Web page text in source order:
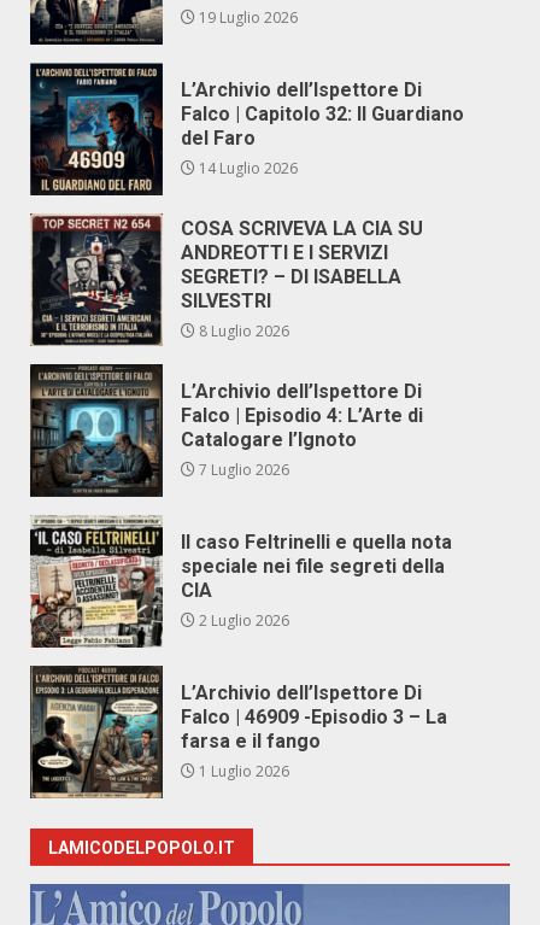
19 Luglio 2026
L’Archivio dell’Ispettore Di
Falco | Capitolo 32: Il Guardiano
del Faro
14 Luglio 2026
COSA SCRIVEVA LA CIA SU
ANDREOTTI E I SERVIZI
SEGRETI? – DI ISABELLA
SILVESTRI
8 Luglio 2026
L’Archivio dell’Ispettore Di
Falco | Episodio 4: L’Arte di
Catalogare l’Ignoto
7 Luglio 2026
Il caso Feltrinelli e quella nota
speciale nei file segreti della
CIA
2 Luglio 2026
L’Archivio dell’Ispettore Di
Falco | 46909 -Episodio 3 – La
farsa e il fango
1 Luglio 2026
LAMICODELPOPOLO.IT